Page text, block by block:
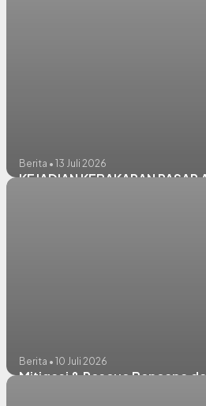
Berita • 13 Juli 2026
KEJADIAN KEBAKARAN PASAR
Berita • 10 Juli 2026
Mitigasi & Rescue Bencana